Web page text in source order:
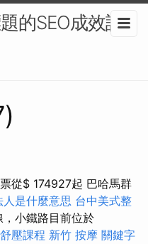
的SEO成效評
從$ 174927起 巴哈馬群
人是什麼意思 台中美式整
小鐵路目前位於
舒壓課程 新竹 按摩 關鍵字